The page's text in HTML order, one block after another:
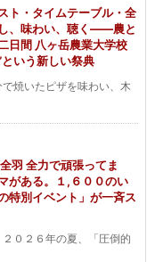
ト・タイムテーブル・全
、味わい、聴く——農と
日間 八ヶ岳農業大学校
いう新しい祭典
焼いたピザを味わい、木
羽 全力で頑張ってま
がある。１,６００のい
特別イベント」が一斉ス
０２６年の夏、「圧倒的